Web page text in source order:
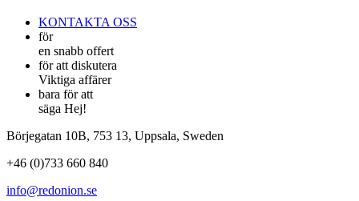
KONTAKTA OSS
för
en snabb offert
för att diskutera
Viktiga affärer
bara för att
säga Hej!
Börjegatan 10B, 753 13, Uppsala, Sweden
+46 (0)733 660 840
info@redonion.se